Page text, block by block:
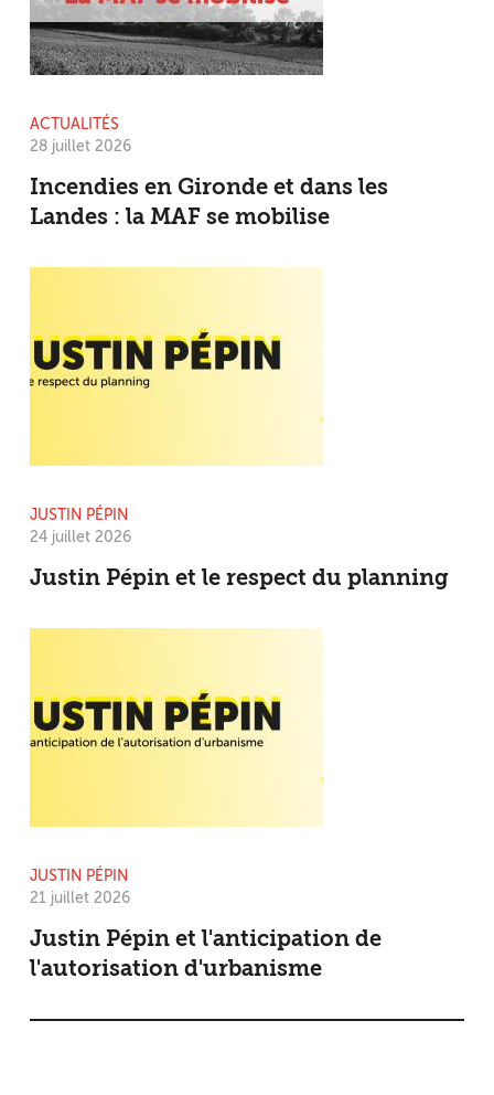
ACTUALITÉS
28 juillet 2026
Incendies en Gironde et dans les
Landes : la MAF se mobilise
JUSTIN PÉPIN
24 juillet 2026
Justin Pépin et le respect du planning
JUSTIN PÉPIN
21 juillet 2026
Justin Pépin et l'anticipation de
l'autorisation d'urbanisme